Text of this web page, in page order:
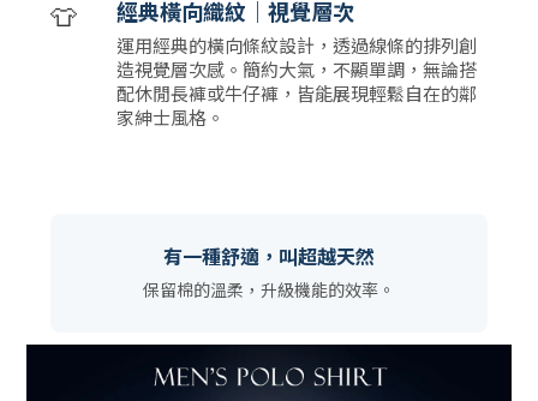
👕 經典橫向織紋｜視覺層次
運用經典的橫向條紋設計，透過線條的排列創
造視覺層次感。簡約大氣，不顯單調，無論搭
配休閒長褲或牛仔褲，皆能展現輕鬆自在的鄰
家紳士風格。
有一種舒適，叫超越天然
保留棉的溫柔，升級機能的效率。